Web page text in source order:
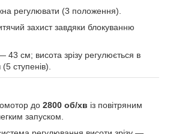
регулювати (3 положення).
захист завдяки блокуванню
43 см; висота зрізу регулюється в
(5 ступенів).
до 2800 об/хв із повітряним
запуском.